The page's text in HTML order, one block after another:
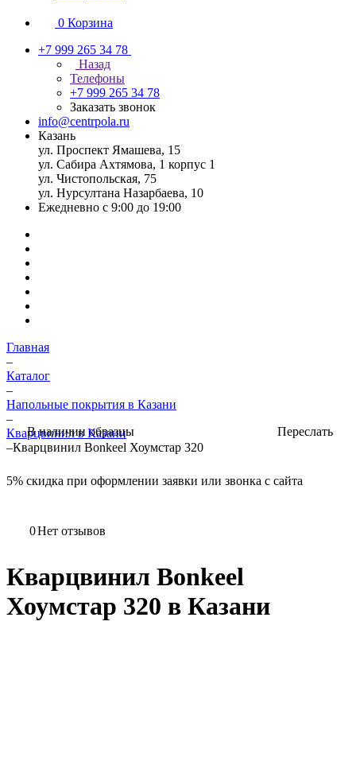
0 Корзина
+7 999 265 34 78
Назад
Телефоны
+7 999 265 34 78
Заказать звонок
info@centrpola.ru
Казань
ул. Проспект Ямашева, 15
ул. Сабира Ахтямова, 1 корпус 1
ул. Чистопольская, 75
ул. Нурсултана Назарбаева, 10
Ежедневно с 9:00 до 19:00
Главная
–
Каталог
–
Напольные покрытия в Казани
–
Кварцвинил в Казани
–Кварцвинил Bonkeel Хоумстар 320
5% скидка при оформлении заявки или звонка с сайта
0Нет отзывов
Кварцвинил Bonkeel
Хоумстар 320 в Казани
В наличии образцы Переслать